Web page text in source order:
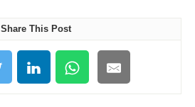
Share This Post